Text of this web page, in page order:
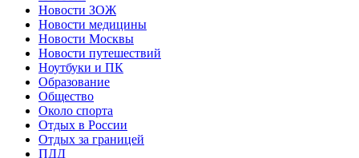
Новости ЗОЖ
Новости медицины
Новости Москвы
Новости путешествий
Ноутбуки и ПК
Образование
Общество
Около спорта
Отдых в России
Отдых за границей
ПДД